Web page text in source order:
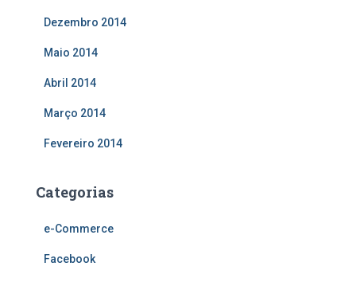
Dezembro 2014
Maio 2014
Abril 2014
Março 2014
Fevereiro 2014
Categorias
e-Commerce
Facebook